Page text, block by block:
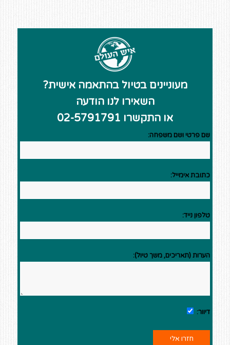
מעוניינים בטיול בהתאמה אישית?
השאירו לנו הודעה
או התקשרו 02-5791791
שם פרטי ושם משפחה:
כתובת אימייל:
טלפון נייד:
הערות (תאריכים, משך טיול):
דיוור: